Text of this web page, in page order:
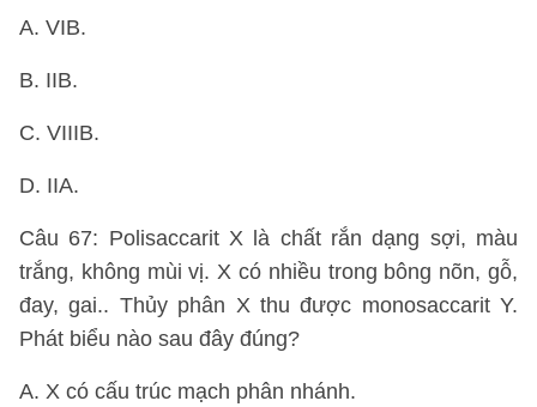
A. VIB.
B. IIB.
C. VIIIB.
D. IIA.
Câu 67: Polisaccarit X là chất rắn dạng sợi, màu
trắng, không mùi vị. X có nhiều trong bông nõn, gỗ,
đay, gai.. Thủy phân X thu được monosaccarit Y.
Phát biểu nào sau đây đúng?
A. X có cấu trúc mạch phân nhánh.